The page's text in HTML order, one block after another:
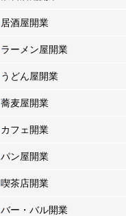
居酒屋開業
ラーメン屋開業
うどん屋開業
蕎麦屋開業
カフェ開業
パン屋開業
喫茶店開業
バー・バル開業